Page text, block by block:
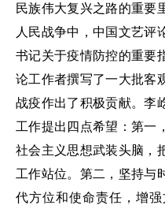
民族伟大复兴之路的重要
人民战争中，中国文艺评
书记关于疫情防控的重要
论工作者撰写了一大批客
战疫作出了积极贡献。李
工作提出四点希望：第一
社会主义思想武装头脑，
工作站位。第二，坚持与
代方位和使命责任，增